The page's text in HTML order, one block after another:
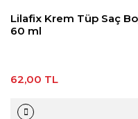
Lilafix Krem Tüp Saç
60 ml
62,00 TL